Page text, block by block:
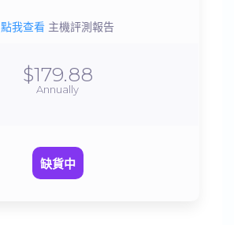
點我查看 主機評測報告
$179.88
Annually
缺貨中